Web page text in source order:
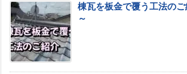
棟瓦を板金で覆う工法の
～